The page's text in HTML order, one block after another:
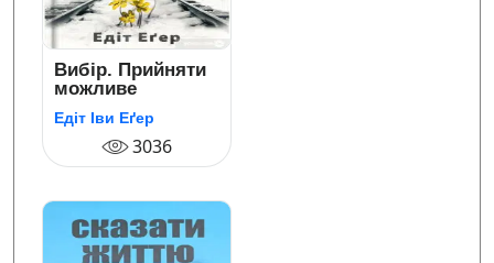
Вибір. Прийняти
можливе
Едіт Іви Еґер
3036